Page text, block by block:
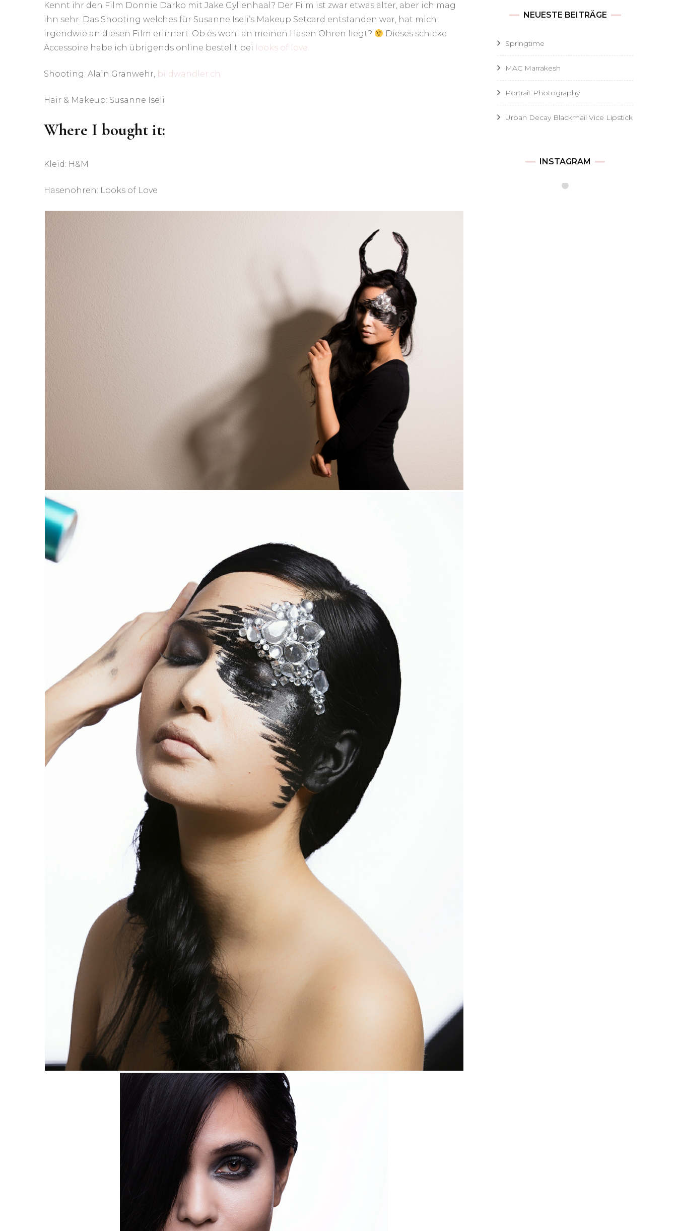
Kennt ihr den Film Donnie Darko mit Jake Gyllenhaal? Der Film ist zwar etwas älter, aber ich mag
ihn sehr. Das Shooting welches für Susanne Iseli’s Makeup Setcard entstanden war, hat mich
irgendwie an diesen Film erinnert. Ob es wohl an meinen Hasen Ohren liegt?
Dieses schicke
Accessoire habe ich übrigends online bestellt bei
looks of love.
Shooting: Alain Granwehr, bildwandler.ch
Hair & Makeup: Susanne Iseli
Where I bought it:
Kleid: H&M
Hasenohren: Looks of Love
NEUESTE BEITRÄGE
Springtime
MAC Marrakesh
Portrait Photography
Urban Decay Blackmail Vice Lipstick
INSTAGRAM